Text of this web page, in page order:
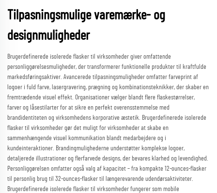
Tilpasningsmulige varemærke- og
designmuligheder
Brugerdefinerede isolerede flasker til virksomheder giver omfattende
personliggørelsesmuligheder, der transformerer funktionelle produkter til kraftfulde
markedsføringsaktiver. Avancerede tilpasningsmuligheder omfatter farveprint af
logoer i fuld farve, lasergravering, prægning og kombinationsteknikker, der skaber en
fremtrædende visuel effekt. Organisationer vælger blandt flere flaskestørrelser,
farver og låsestilarter for at sikre en perfekt overensstemmelse med
brandidentiteten og virksomhedens korporative æstetik. Brugerdefinerede isolerede
flasker til virksomheder gør det muligt for virksomheder at skabe en
sammenhængende visuel kommunikation blandt medarbejdere og i
kundeinteraktioner. Brandingmulighederne understøtter komplekse logoer,
detaljerede illustrationer og flerfarvede designs, der bevares klarhed og levendighed.
Personliggørelsen omfatter også valg af kapacitet – fra kompakte 12-ounces-flasker
til personlig brug til 32-ounces-flasker til længerevarende udendørsaktiviteter.
Brugerdefinerede isolerede flasker til virksomheder fungerer som mobile